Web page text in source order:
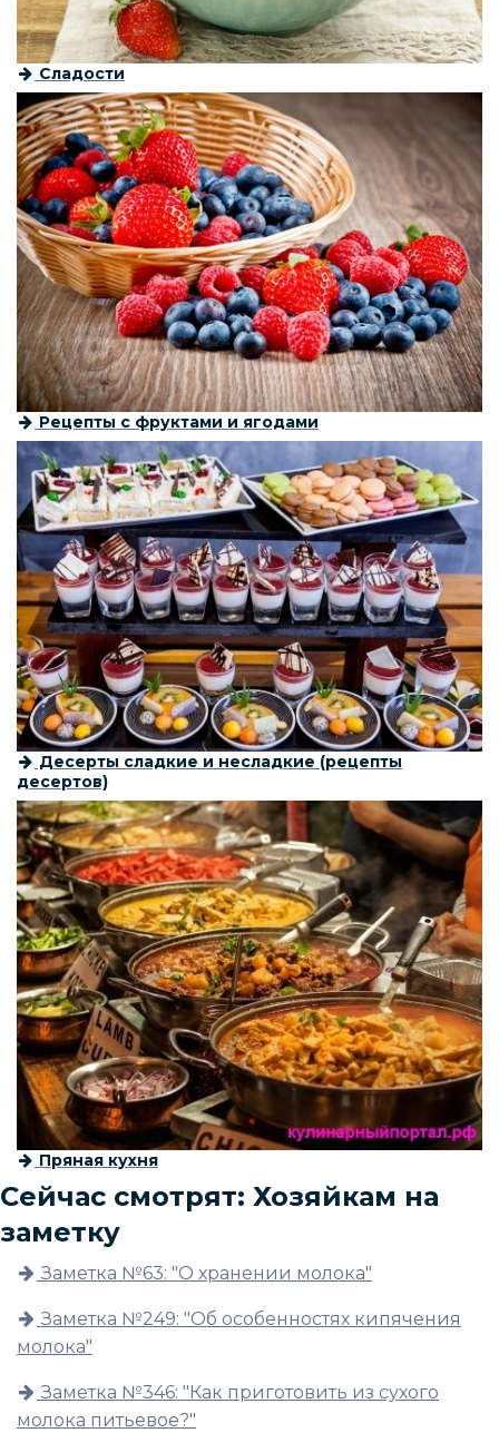
Сладости
Рецепты с фруктами и ягодами
Десерты сладкие и несладкие (рецепты
десертов)
Пряная кухня
Сейчас смотрят: Хозяйкам на
заметку
Заметка №63: "О хранении молока"
Заметка №249: "Об особенностях кипячения
молока"
Заметка №346: "Как приготовить из сухого
молока питьевое?"